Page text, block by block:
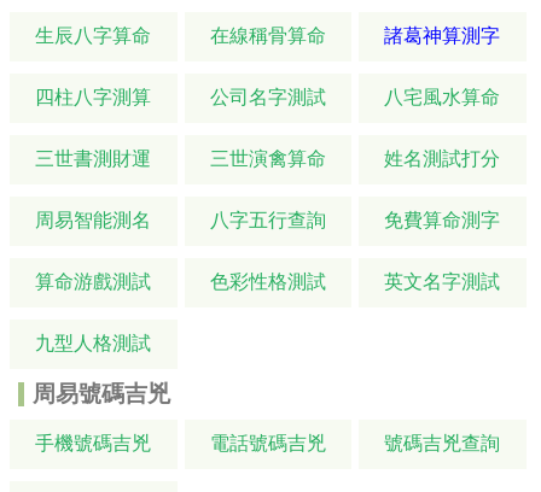
生辰八字算命 在線稱骨算命 諸葛神算測字
四柱八字測算 公司名字測試 八宅風水算命
三世書測財運 三世演禽算命 姓名測試打分
周易智能測名 八字五行查詢 免費算命測字
算命游戲測試 色彩性格測試 英文名字測試
九型人格測試
周易號碼吉兇
手機號碼吉兇 電話號碼吉兇 號碼吉兇查詢